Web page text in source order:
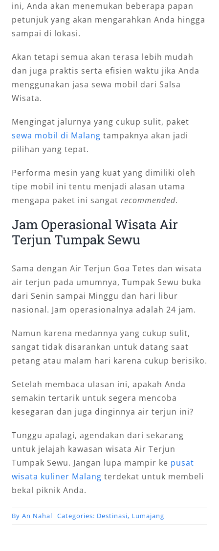
ini, Anda akan menemukan beberapa papan
petunjuk yang akan mengarahkan Anda hingga
sampai di lokasi.
Akan tetapi semua akan terasa lebih mudah
dan juga praktis serta efisien waktu jika Anda
menggunakan jasa sewa mobil dari Salsa
Wisata.
Mengingat jalurnya yang cukup sulit, paket
sewa mobil di Malang tampaknya akan jadi
pilihan yang tepat.
Performa mesin yang kuat yang dimiliki oleh
tipe mobil ini tentu menjadi alasan utama
mengapa paket ini sangat recommended.
Jam Operasional Wisata Air
Terjun Tumpak Sewu
Sama dengan Air Terjun Goa Tetes dan wisata
air terjun pada umumnya, Tumpak Sewu buka
dari Senin sampai Minggu dan hari libur
nasional. Jam operasionalnya adalah 24 jam.
Namun karena medannya yang cukup sulit,
sangat tidak disarankan untuk datang saat
petang atau malam hari karena cukup berisiko.
Setelah membaca ulasan ini, apakah Anda
semakin tertarik untuk segera mencoba
kesegaran dan juga dinginnya air terjun ini?
Tunggu apalagi, agendakan dari sekarang
untuk jelajah kawasan wisata Air Terjun
Tumpak Sewu. Jangan lupa mampir ke pusat
wisata kuliner Malang terdekat untuk membeli
bekal piknik Anda.
By An Nahal Categories: Destinasi, Lumajang